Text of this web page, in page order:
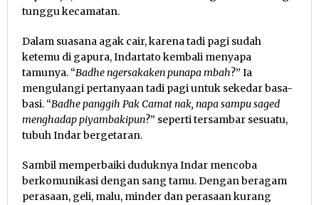
tunggu kecamatan.
Dalam suasana agak cair, karena tadi pagi sudah
ketemu di gapura, Indartato kembali menyapa
tamunya. “Badhe ngersakaken punapa mbah?” Ia
mengulangi pertanyaan tadi pagi untuk sekedar basa-
basi. “Badhe panggih Pak Camat nak, napa sampu saged
menghadap piyambakipun?” seperti tersambar sesuatu,
tubuh Indar bergetaran.
Sambil memperbaiki duduknya Indar mencoba
berkomunikasi dengan sang tamu. Dengan beragam
perasaan, geli, malu, minder dan perasaan kurang